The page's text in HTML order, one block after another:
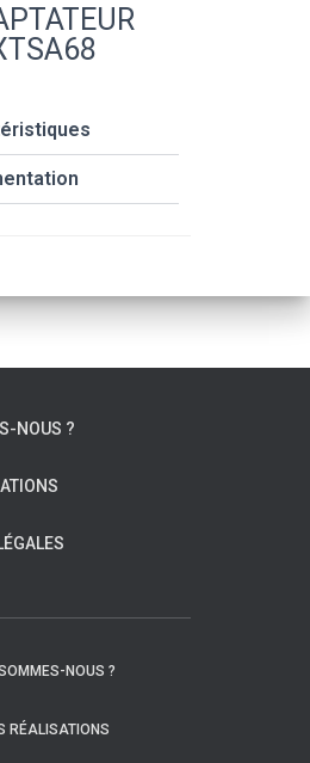
NOUS ?
NOUS ?
RÉALISATIONS